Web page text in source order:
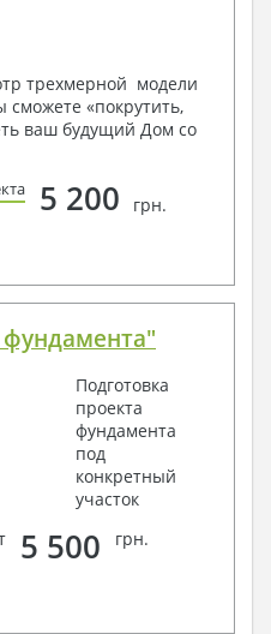
плату.
консультацию у
Вы можете любым
обратный звонок,
-
трехмерной модели
«покрутить,
ваш будущий Дом со
5 200 грн.
Подготовка
проекта
фундамента
под
конкретный
участок
5 500 грн.